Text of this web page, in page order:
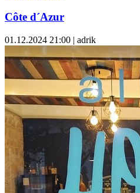
Côte d´Azur
01.12.2024 21:00 | adrik